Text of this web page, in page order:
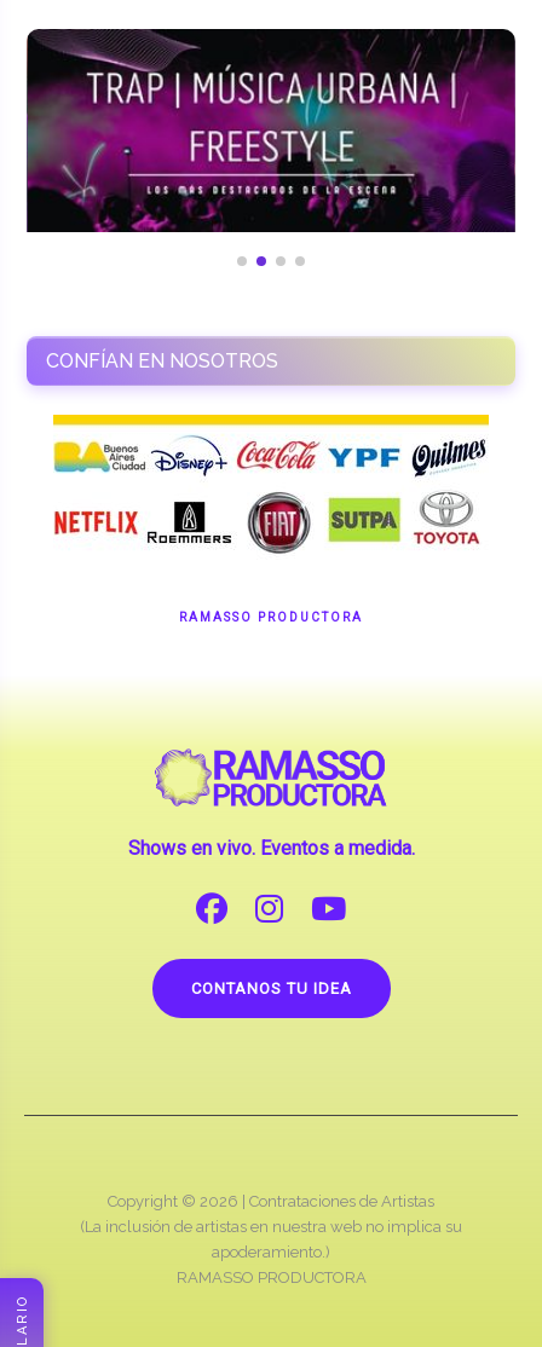
CONFÍAN EN NOSOTROS
RAMASSO PRODUCTORA
Shows en vivo. Eventos a medida.
CONTANOS TU IDEA
Copyright © 2026 | Contrataciones de Artistas
(La inclusión de artistas en nuestra web no implica su
apoderamiento.)
RAMASSO PRODUCTORA